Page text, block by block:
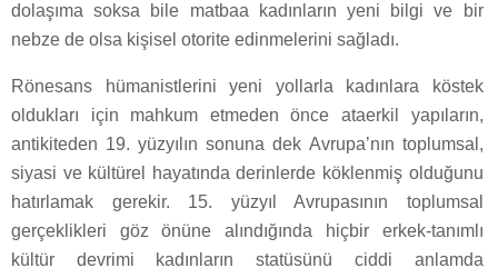
dolaşıma soksa bile matbaa kadınların yeni bilgi ve bir
nebze de olsa kişisel otorite edinmelerini sağladı.
Rönesans hümanistlerini yeni yollarla kadınlara köstek
oldukları için mahkum etmeden önce ataerkil yapıların,
antikiteden 19. yüzyılın sonuna dek Avrupa’nın toplumsal,
siyasi ve kültürel hayatında derinlerde köklenmiş olduğunu
hatırlamak gerekir. 15. yüzyıl Avrupasının toplumsal
gerçeklikleri göz önüne alındığında hiçbir erkek-tanımlı
kültür devrimi kadınların statüsünü ciddi anlamda